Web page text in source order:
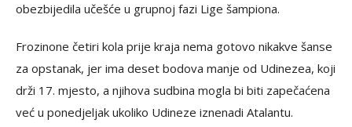
obezbijedila učešće u grupnoj fazi Lige šampiona.
Frozinone četiri kola prije kraja nema gotovo nikakve šanse
za opstanak, jer ima deset bodova manje od Udinezea, koji
drži 17. mjesto, a njihova sudbina mogla bi biti zapečaćena
već u ponedjeljak ukoliko Udineze iznenadi Atalantu.